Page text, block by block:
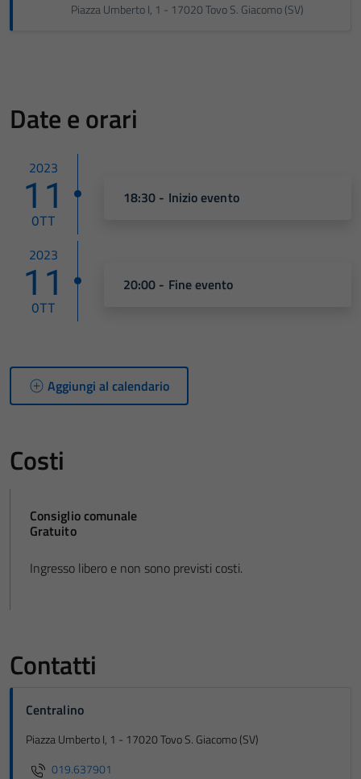
Piazza Umberto I, 1 - 17020 Tovo S. Giacomo (SV)
Date e orari
2023
11
OTT
18:30 - Inizio evento
2023
11
OTT
20:00 - Fine evento
Aggiungi al calendario
Costi
Consiglio comunale
Gratuito
Ingresso libero e non sono previsti costi.
Contatti
Centralino
Piazza Umberto I, 1 - 17020 Tovo S. Giacomo (SV)
019.637901